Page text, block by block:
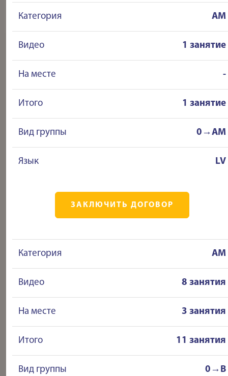
Категория AM
Видео 1 занятие
На месте -
Итого 1 занятие
Вид группы 0→AM
Язык LV
ЗАКЛЮЧИТЬ ДОГОВОР
Категория AM
Видео 8 занятия
На месте 3 занятия
Итого 11 занятия
Вид группы 0→B